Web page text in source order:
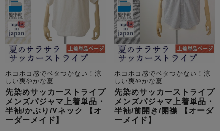
ガールズ
上着
単品
ガールズズボ
ン単品
ボーイズ
単品
ボーイズ
ン単品
売れ筋ランキング
- Item Ranking -
新着商品
- New Arrival -
ポコポコ感でベタつかない！涼
しい爽やかな夏
先染めサッカーストライプ
メンズパジャマ上着単品・
半袖/かぶり/Vネック 【オ
ーダーメイド】
ポコポコ感でベタつかない！涼
しい爽やかな夏
先染めサッカーストライプ
メンズパジャマ上着単品・
半袖/前開き/開襟 【オーダ
ーメイド】